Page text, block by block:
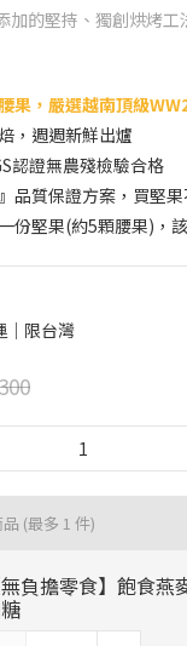
加的堅持、獨創烘烤工
果，嚴選越南頂級
，週週新鮮出爐
認證無農殘檢驗合格
品質保證方案，買堅
份堅果(約5顆腰果)，
｜限台灣
(最多 1 件)
無負擔零食】飽食燕